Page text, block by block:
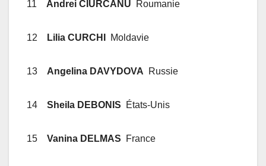
11 Andrei CIURCANU Roumanie
12 Lilia CURCHI Moldavie
13 Angelina DAVYDOVA Russie
14 Sheila DEBONIS États-Unis
15 Vanina DELMAS France